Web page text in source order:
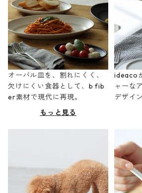
オーバル皿を、割れにくく、
欠けにくい食器として、b fib
er素材で現代に再現。
もっと見る
ideaco
ャーな
デザイ